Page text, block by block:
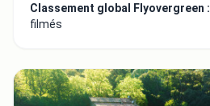
Classement global Flyovergreen :
filmés